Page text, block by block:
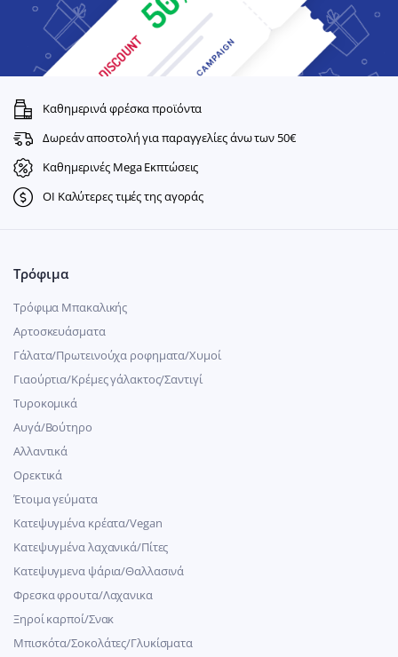
Καθημερινά φρέσκα προϊόντα
Δωρεάν αποστολή για παραγγελίες άνω των 50€
Καθημερινές Mega Εκπτώσεις
ΟΙ Καλύτερες τιμές της αγοράς
Τρόφιμα
Τρόφιμα Μπακαλικής
Αρτοσκευάσματα
Γάλατα/Πρωτεινούχα ροφηματα/Χυμοί
Γιαούρτια/Κρέμες γάλακτος/Σαντιγί
Τυροκομικά
Αυγά/Βούτηρο
Αλλαντικά
Ορεκτικά
Έτοιμα γεύματα
Κατεψυγμένα κρέατα/Vegan
Kατεψυγμένα λαχανικά/Πίτες
Κατεψυγμενα ψάρια/Θαλλασινά
Φρεσκα φρουτα/Λαχανικα
Ξηροί καρποί/Σνακ
Μπισκότα/Σοκολάτες/Γλυκίσματα